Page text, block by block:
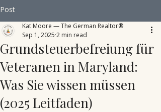
Post
Grundsteuerbefreiung für
Veteranen in Maryland:
Was Sie wissen müssen
(2025 Leitfaden)
Kat Moore — The German Realtor®
Sep 1, 2025 2 min read